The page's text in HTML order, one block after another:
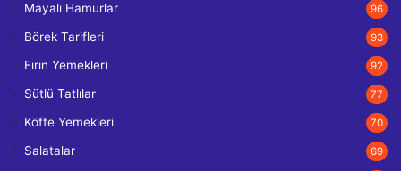
Mayalı Hamurlar 96
Börek Tarifleri 93
Fırın Yemekleri 92
Sütlü Tatlılar 77
Köfte Yemekleri 70
Salatalar 69